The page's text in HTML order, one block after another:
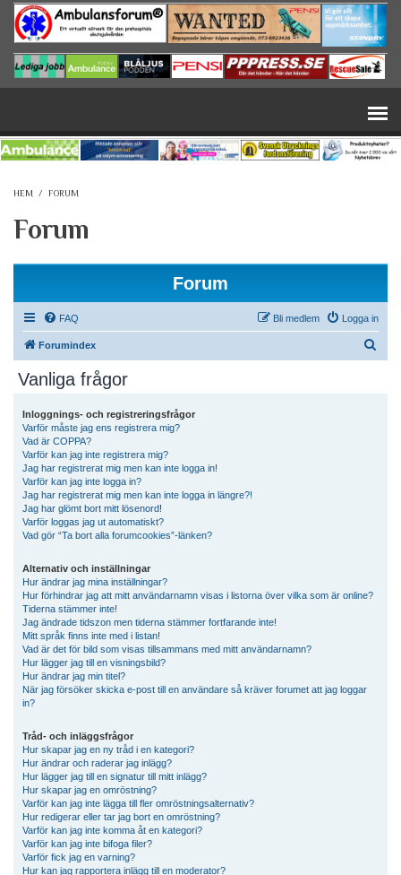
Hoppa till huvudinnehåll
HEM / FORUM
Forum